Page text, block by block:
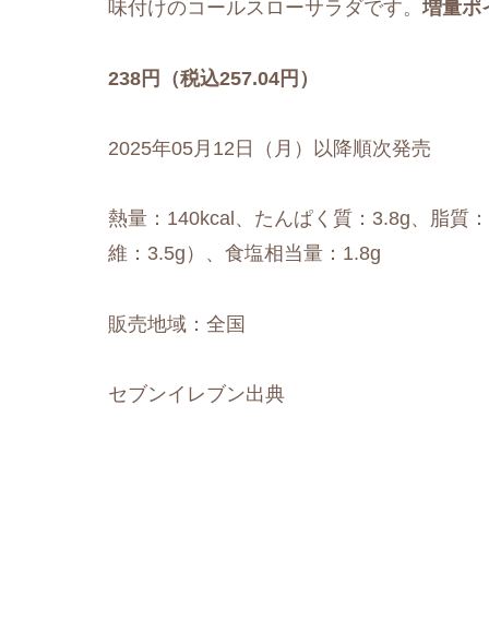
味付けのコールスローサラダです。 増量ポ
238円（税込257.04円）
2025年05月12日（月）以降順次発売
熱量：140kcal、たんぱく質：3.8g、脂質
維：3.5g）、食塩相当量：1.8g
販売地域：全国
セブンイレブン出典